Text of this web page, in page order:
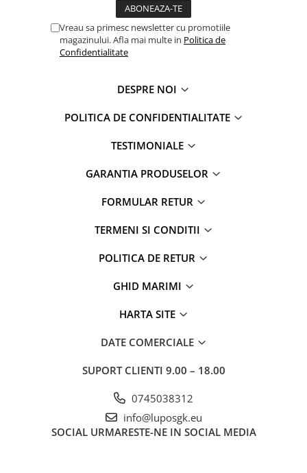
Vreau sa primesc newsletter cu promotiile
magazinului. Afla mai multe in Politica de
Confidentialitate
DESPRE NOI
POLITICA DE CONFIDENTIALITATE
TESTIMONIALE
GARANTIA PRODUSELOR
FORMULAR RETUR
TERMENI SI CONDITII
POLITICA DE RETUR
GHID MARIMI
HARTA SITE
DATE COMERCIALE
SUPORT CLIENTI 9.00 – 18.00
0745038312
info@luposgk.eu
SOCIAL URMARESTE-NE IN SOCIAL MEDIA